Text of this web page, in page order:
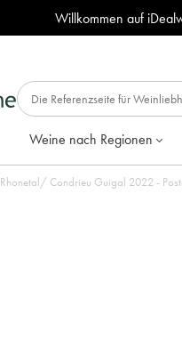
Willkommen auf
Weine nach Regionen
Rhonetal/ Condrieu Guigal